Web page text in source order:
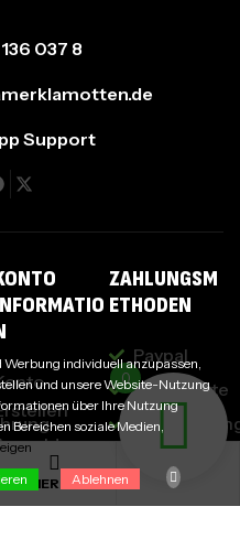
MERCH
037 8
Support
Login
ZAHLUNGSM
ETHODEN
Paypal
Kreditkarte
individuell anzupassen,
und unsere Website-Nutzung
über Ihre Nutzung
Bereichen soziale Medien,
Ablehnen
0